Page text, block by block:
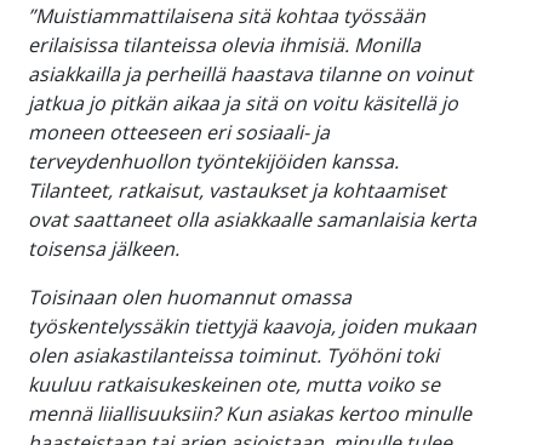
”Muistiammattilaisena sitä kohtaa työssään
erilaisissa tilanteissa olevia ihmisiä. Monilla
asiakkailla ja perheillä haastava tilanne on voinut
jatkua jo pitkän aikaa ja sitä on voitu käsitellä jo
moneen otteeseen eri sosiaali- ja
terveydenhuollon työntekijöiden kanssa.
Tilanteet, ratkaisut, vastaukset ja kohtaamiset
ovat saattaneet olla asiakkaalle samanlaisia kerta
toisensa jälkeen.
Toisinaan olen huomannut omassa
työskentelyssäkin tiettyjä kaavoja, joiden mukaan
olen asiakastilanteissa toiminut. Työhöni toki
kuuluu ratkaisukeskeinen ote, mutta voiko se
mennä liiallisuuksiin? Kun asiakas kertoo minulle